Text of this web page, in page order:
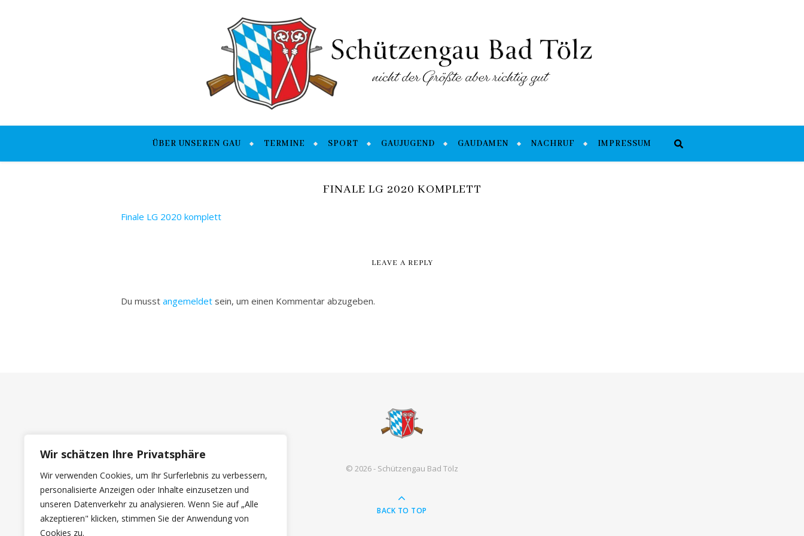
Wir schätzen Ihre Privatsphäre
Wir verwenden Cookies, um Ihr Surferlebnis zu verbessern,
personalisierte Anzeigen oder Inhalte einzusetzen und
unseren Datenverkehr zu analysieren. Wenn Sie auf „Alle
akzeptieren" klicken, stimmen Sie der Anwendung von
Cookies zu.
ÜBER UNSEREN GAU TERMINE SPORT GAUJUGEND GAUDAMEN NACHRUF IMPRESSUM
FINALE LG 2020 KOMPLETT
Finale LG 2020 komplett
LEAVE A REPLY
Du musst angemeldet sein, um einen Kommentar abzugeben.
© 2026 - Schützengau Bad Tölz
BACK TO TOP